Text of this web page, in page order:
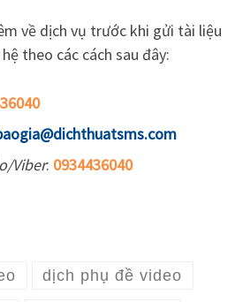
về dịch vụ trước khi gửi tài liệu
theo các cách sau đây:
Viber: 0934436040
dịch phụ đề video